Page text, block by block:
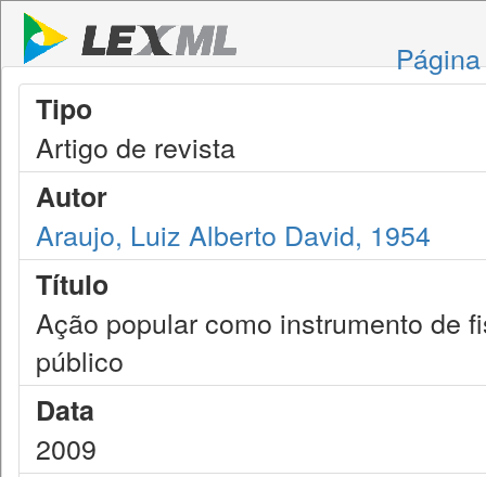
Tipo
Artigo de revista
Autor
Araujo, Luiz Alberto David, 1954
Título
Ação popular como instrumento de
público
Data
2009